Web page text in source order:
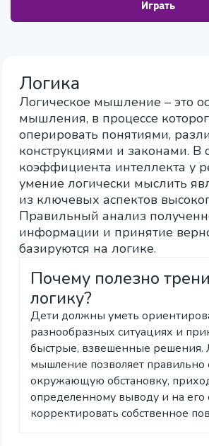
Играть
Логика
Логическое мышление – это
мышления, в процессе
оперировать понятиями,
конструкциями и законами. В
коэффициента интеллекта у
умение логически мыслить
из ключевых аспектов
Правильный анализ
информации и принятие
базируются на логике.
Почему полезно
логику?
Дети должны уметь
разнообразных ситуациях и
быстрые, взвешенные решения.
мышление позволяет правильно
окружающую обстановку,
определенному выводу и на его
корректировать собственное